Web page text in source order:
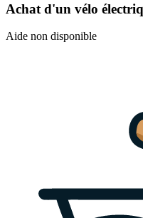
Achat d'un vélo
Aide non disponible